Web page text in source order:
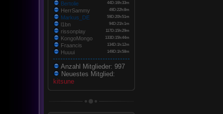
Bertolie 44D:16h:33m
HerrSammy 49D:22h:8m
Markus_DE 59D:20h:51m
l1bn 94D:21h:1m
rissonplay 117D:15h:29m
KongoMongo 133D:15h:44m
Fraancis 134D:1h:12m
Huuui 149D:1h:58m
Anzahl Mitglieder: 997
Neuestes Mitglied:
kitsune